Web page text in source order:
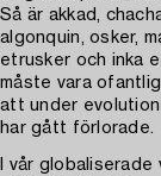
Så är akkad,
algonquin, osker,
etrusker och inka
måste vara
att under
har gått förlorade.
I vår